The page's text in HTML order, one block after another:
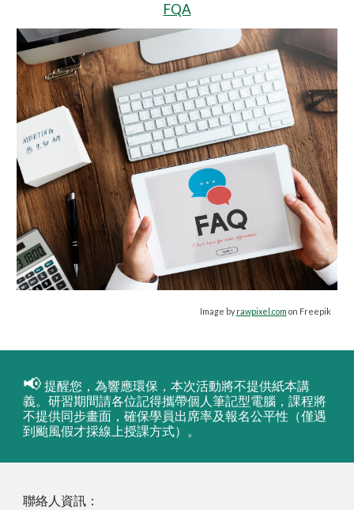
FQA
Image byrawpixel.com on Freepik
📢提醒您，為響應環保，本次活動將不提供紙本講
義。研習期間請各位記得攜帶個人筆記型電腦，課程將
不提供同步畫面，確保學員出席率及報名公平性（僅遇
到颱風假才採線上授課方式）。
聯絡人資訊：